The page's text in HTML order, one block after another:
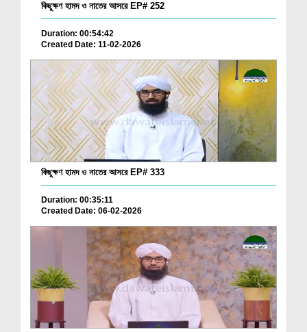
কিছুক্ষণ হামদ ও নাতের আসরে EP# 252
Duration: 00:54:42
Created Date: 11-02-2026
কিছুক্ষণ হামদ ও নাতের আসরে EP# 333
Duration: 00:35:11
Created Date: 06-02-2026